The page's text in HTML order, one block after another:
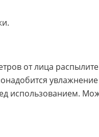
от лица
использованием.